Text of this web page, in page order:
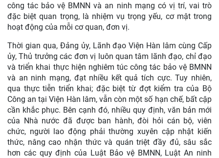
công tác bảo vệ BMNN và an ninh mạng có vị trí, vai trò
đặc biệt quan trọng, là nhiệm vụ trọng yếu, cơ mật trong
hoạt động của mỗi cơ quan, đơn vị.
Thời gian qua, Đảng ủy, Lãnh đạo Viện Hàn lâm cùng Cấp
ủy, Thủ trưởng các đơn vị luôn quan tâm lãnh đạo, chỉ đạo
và triển khai thực hiện nghiêm túc công tác bảo vệ BMNN
và an ninh mạng, đạt nhiều kết quả tích cực. Tuy nhiên,
qua thực tiễn triển khai; đặc biệt từ đợt kiểm tra của Bộ
Công an tại Viện Hàn lâm, vẫn còn một số hạn chế, bất cập
cần khắc phục. Bên cạnh đó, nhiều quy định, văn bản mới
của Nhà nước đã được ban hành, đòi hỏi cán bộ, viên
chức, người lao động phải thường xuyên cập nhật kiến
thức, nâng cao nhận thức và quán triệt đầy đủ, sâu sắc
hơn các quy định của Luật Bảo vệ BMNN, Luật An ninh